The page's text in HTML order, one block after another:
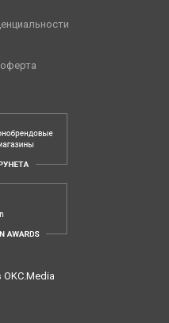
OKC.Media